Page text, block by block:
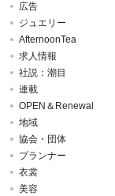
広告
ジュエリー
AfternoonTea
求人情報
社説：潮目
連載
OPEN＆Renewal
地域
協会・団体
プランナー
衣裳
美容